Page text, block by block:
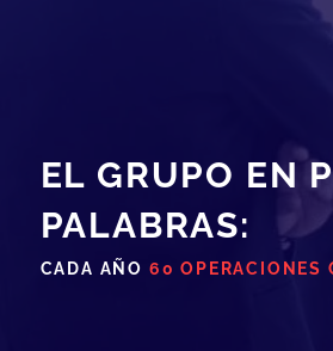
EL GRUPO EN
PALABRAS:
CADA AÑO 60 OPERACIONES